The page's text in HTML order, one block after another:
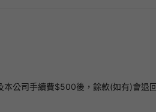
公司手續費$500後，餘款(如有)會退